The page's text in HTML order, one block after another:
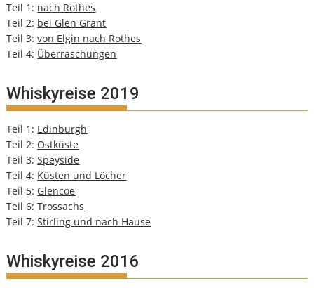
Teil 1: nach Rothes
Teil 2: bei Glen Grant
Teil 3:von Elgin nach Rothes
Teil 4: Überraschungen
Whiskyreise 2019
Teil 1: Edinburgh
Teil 2: Ostküste
Teil 3:Speyside
Teil 4: Küsten und Löcher
Teil 5: Glencoe
Teil 6:Trossachs
Teil 7:Stirling und nach Hause
Whiskyreise 2016